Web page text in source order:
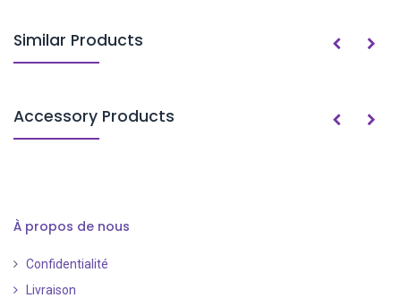
Similar Products
Accessory Products
À propos de nous
Confidentialité
Livraison